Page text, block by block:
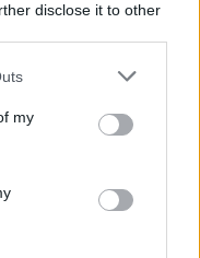
disclose it to other
one or more Google
You may click to
third-party tags to
in below Google
my